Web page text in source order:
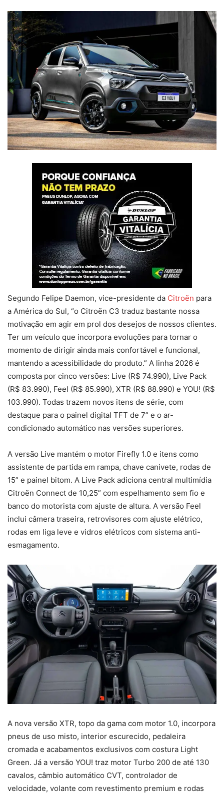
Segundo Felipe Daemon, vice-presidente da Citroën para
a América do Sul, “o Citroën C3 traduz bastante nossa
motivação em agir em prol dos desejos de nossos clientes.
Ter um veículo que incorpora evoluções para tornar o
momento de dirigir ainda mais confortável e funcional,
mantendo a acessibilidade do produto.” A linha 2026 é
composta por cinco versões: Live (R$ 74.990), Live Pack
(R$ 83.990), Feel (R$ 85.990), XTR (R$ 88.990) e YOU! (R$
103.990). Todas trazem novos itens de série, com
destaque para o painel digital TFT de 7” e o ar-
condicionado automático nas versões superiores.
A versão Live mantém o motor Firefly 1.0 e itens como
assistente de partida em rampa, chave canivete, rodas de
15” e painel bitom. A Live Pack adiciona central multimídia
Citroën Connect de 10,25” com espelhamento sem fio e
banco do motorista com ajuste de altura. A versão Feel
inclui câmera traseira, retrovisores com ajuste elétrico,
rodas em liga leve e vidros elétricos com sistema anti-
esmagamento.
A nova versão XTR, topo da gama com motor 1.0, incorpora
pneus de uso misto, interior escurecido, pedaleira
cromada e acabamentos exclusivos com costura Light
Green. Já a versão YOU! traz motor Turbo 200 de até 130
cavalos, câmbio automático CVT, controlador de
velocidade, volante com revestimento premium e rodas